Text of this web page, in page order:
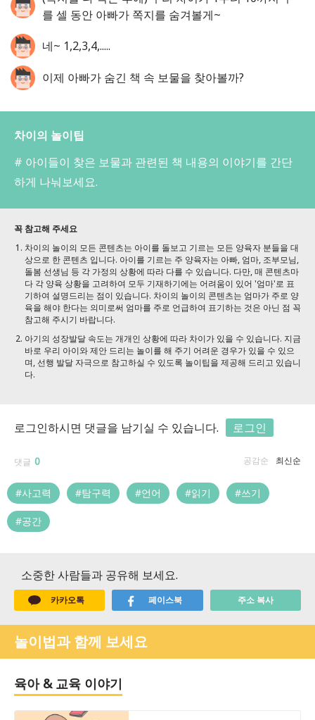
를 셀 동안 아빠가 쪽지를 숨겨볼게~
네~ 1,2,3,4,.....
이제 아빠가 숨긴 책 속 보물을 찾아볼까?
차이의 놀이팁
# 아이들이 찾은 보물과 관련된 책 내용의 이야기를 간단
하게 나눠보세요.
꼭 참고해 주세요
차이의 놀이의 모든 콘텐츠는 아이를 돌보고 기르는 모든 양육자 분들을 대
상으로 한 콘텐츠 입니다. 아이를 기르는 주 양육자는 아빠, 엄마, 조부모님,
돌봄 선생님 등 각 가정의 상황에 따라 다를 수 있습니다. 다만, 매 콘텐츠마
다 각 양육 상황을 고려하여 모두 기재하기에는 어려움이 있어 '엄마'로 표
기하여 설명드리는 점이 있습니다. 차이의 놀이의 콘텐츠는 엄마가 주로 양
육을 해야 한다는 의미로써 엄마를 주로 언급하여 표기하는 것은 아닌 점 꼭
참고해 주시기 바랍니다.
아기의 성장발달 속도는 개개인 상황에 따라 차이가 있을 수 있습니다. 지금
바로 우리 아이와 제안 드리는 놀이를 해 주기 어려운 경우가 있을 수 있으
며, 선행 발달 자극으로 참고하실 수 있도록 놀이팁을 제공해 드리고 있습니
다.
로그인하시면 댓글을 남기실 수 있습니다. 로그인
댓글 0 공감순 최신순
#사고력 #탐구력 #언어 #읽기 #쓰기
#공간
소중한 사람들과 공유해 보세요.
카카오톡 페이스북 주소 복사
놀이법과 함께 보세요
육아 & 교육 이야기